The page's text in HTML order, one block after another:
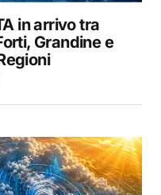
in arrivo tra
Grandine e